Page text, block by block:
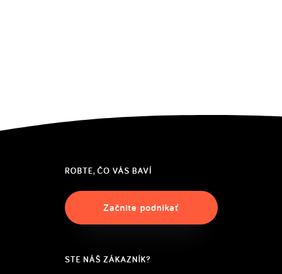
ROBTE, ČO VÁS BAVÍ
Začnite podnikať
STE NÁŠ ZÁKAZNÍK?